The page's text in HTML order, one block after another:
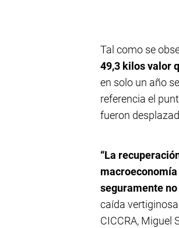
Tal como se
49,3 kilos valor
en solo un año
referencia el
fueron
“La
seguramente
caída
CICCRA, Miguel